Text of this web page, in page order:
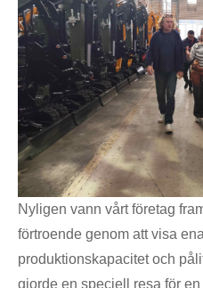
Nyligen vann vårt företag
förtroende genom att visa
produktionskapacitet och
gjorde en speciell resa för